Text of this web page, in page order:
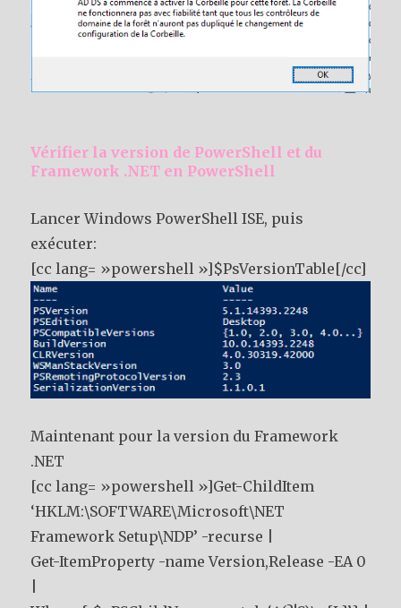
Vérifier la version de PowerShell et du
Framework .NET en PowerShell
Lancer Windows PowerShell ISE, puis
exécuter:
[cc lang= »powershell »]$PsVersionTable[/cc]
Maintenant pour la version du Framework
.NET
[cc lang= »powershell »]Get-ChildItem
‘HKLM:\SOFTWARE\Microsoft\NET
Framework Setup\NDP’ -recurse |
Get-ItemProperty -name Version,Release -EA 0